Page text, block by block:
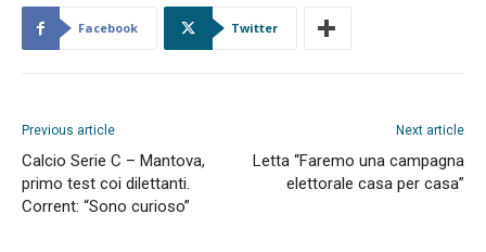
Facebook Twitter
Previous article
Calcio Serie C – Mantova,
primo test coi dilettanti.
Corrent: “Sono curioso”
Next article
Letta “Faremo una campagna
elettorale casa per casa”